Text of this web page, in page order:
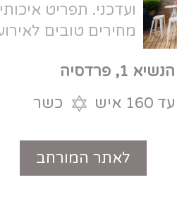
חניה, מיקום נוח,
קטנים.
טלפון